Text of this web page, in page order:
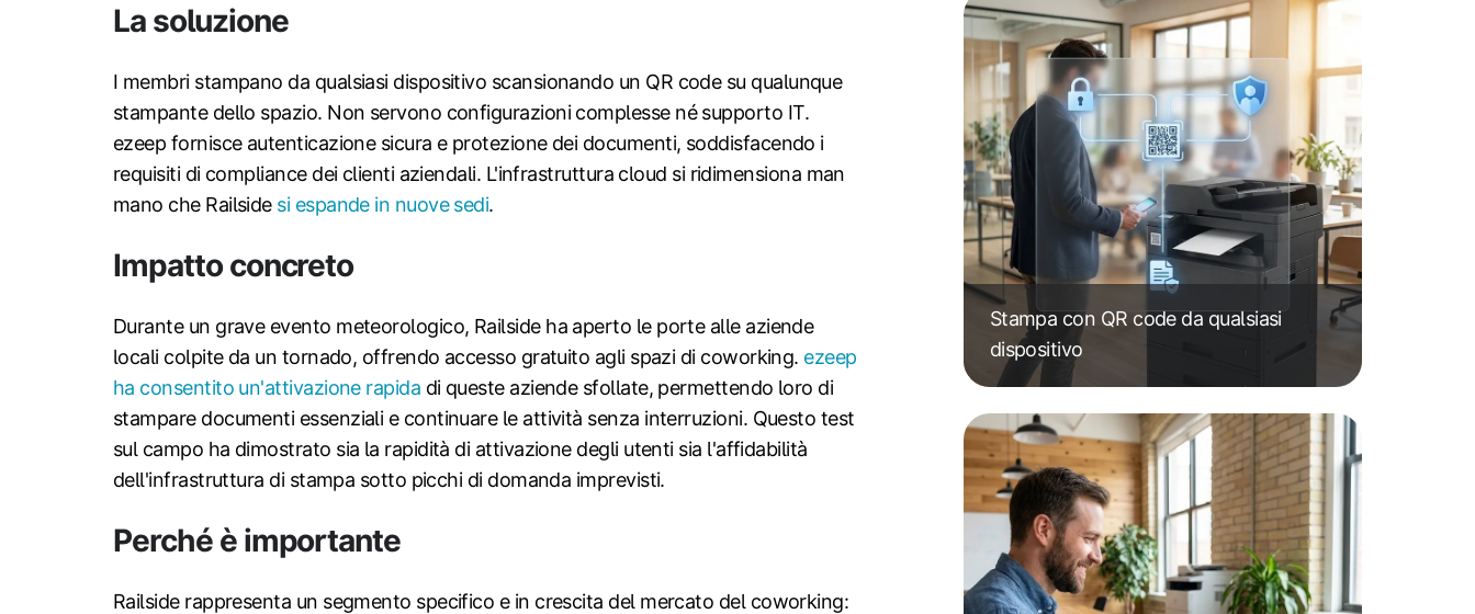
La soluzione
I membri stampano da qualsiasi dispositivo scansionando un QR code su qualunque
stampante dello spazio. Non servono configurazioni complesse né supporto IT.
ezeep fornisce autenticazione sicura e protezione dei documenti, soddisfacendo i
requisiti di compliance dei clienti aziendali. L'infrastruttura cloud si ridimensiona man
mano che Railside si espande in nuove sedi.
Impatto concreto
Durante un grave evento meteorologico, Railside ha aperto le porte alle aziende
locali colpite da un tornado, offrendo accesso gratuito agli spazi di coworking. ezeep
ha consentito un'attivazione rapida di queste aziende sfollate, permettendo loro di
stampare documenti essenziali e continuare le attività senza interruzioni. Questo test
sul campo ha dimostrato sia la rapidità di attivazione degli utenti sia l'affidabilità
dell'infrastruttura di stampa sotto picchi di domanda imprevisti.
Perché è importante
Railside rappresenta un segmento specifico e in crescita del mercato del coworking:
Stampa con QR code da qualsiasi
dispositivo